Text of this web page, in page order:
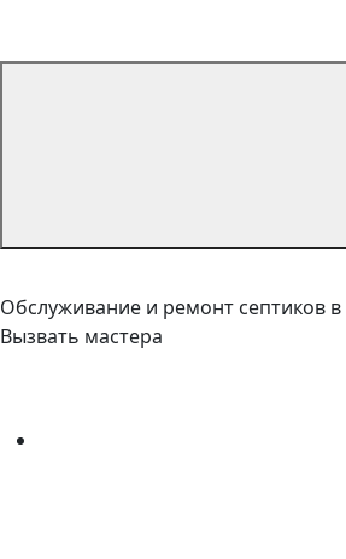
Обслуживание и ремонт септиков
Вызвать мастера